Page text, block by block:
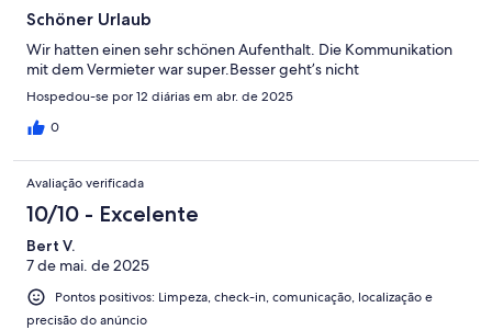
Schöner Urlaub
Wir hatten einen sehr schönen Aufenthalt. Die Kommunikation
mit dem Vermieter war super.Besser geht’s nicht
Hospedou-se por 12 diárias em abr. de 2025
0
Avaliação verificada
10/10 - Excelente
Bert V.
7 de mai. de 2025
Pontos positivos: Limpeza, check-in, comunicação, localização e
precisão do anúncio